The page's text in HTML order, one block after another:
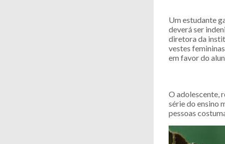
Um estudante
deverá ser
diretora da
vestes
em favor do
O adolescente,
série do ensino
pessoas